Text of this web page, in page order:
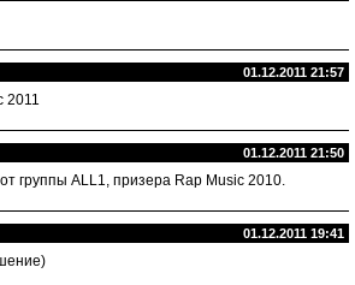
01.12.2011 21:57
2011
01.12.2011 21:50
группы ALL1, призера Rap Music 2010.
01.12.2011 19:41